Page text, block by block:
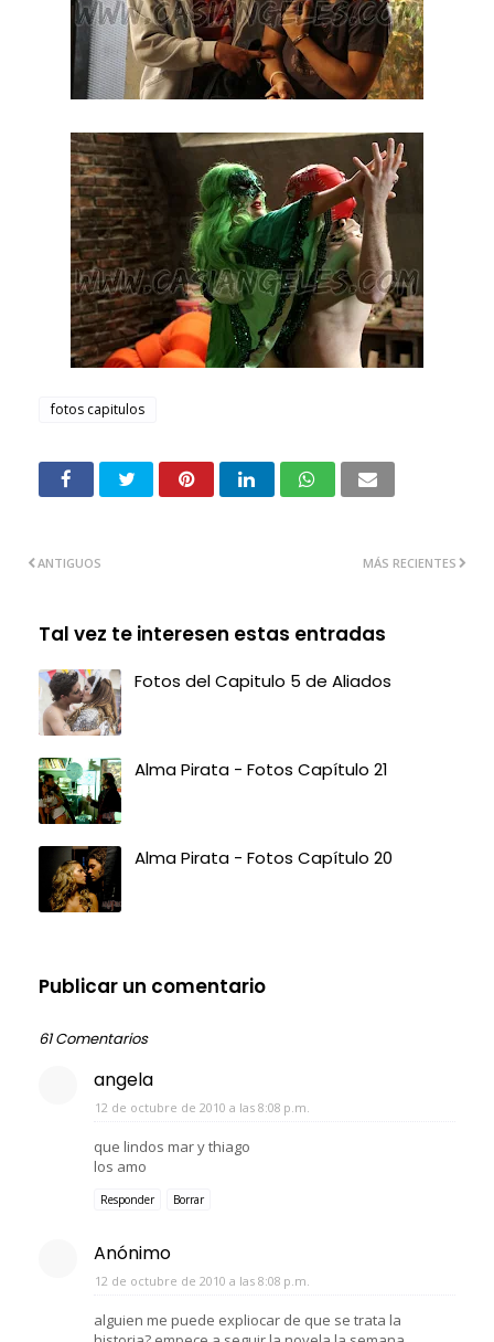
fotos capitulos
MÁS RECIENTES
ANTIGUOS
Tal vez te interesen estas entradas
Fotos del Capitulo 5 de Aliados
Alma Pirata - Fotos Capítulo 21
Alma Pirata - Fotos Capítulo 20
Publicar un comentario
61 Comentarios
angela
12 de octubre de 2010 a las 8:08 p.m.
que lindos mar y thiago
los amo
Responder Borrar
Anónimo
12 de octubre de 2010 a las 8:08 p.m.
alguien me puede expliocar de que se trata la